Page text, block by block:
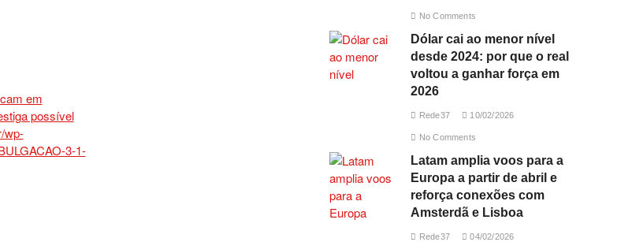
No Comments
Dólar cai ao menor nível
desde 2024: por que o real
voltou a ganhar força em
2026
Rede37 10/02/2026
No Comments
Latam amplia voos para a
Europa a partir de abril e
reforça conexões com
Amsterdã e Lisboa
Rede37 04/02/2026